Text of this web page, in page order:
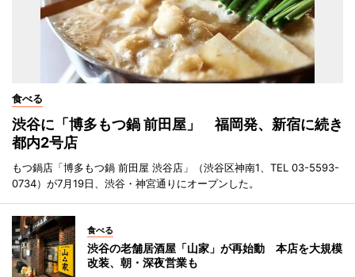
食べる
渋谷に「博多もつ鍋 前田屋」 福岡発、新宿に続き
都内2号店
もつ鍋店「博多もつ鍋 前田屋 渋谷店」（渋谷区神南1、TEL 03-5593-
0734）が7月19日、渋谷・神宮通りにオープンした。
食べる
渋谷の老舗居酒屋「山家」が再始動 本店を大規模
改装、朝・深夜営業も